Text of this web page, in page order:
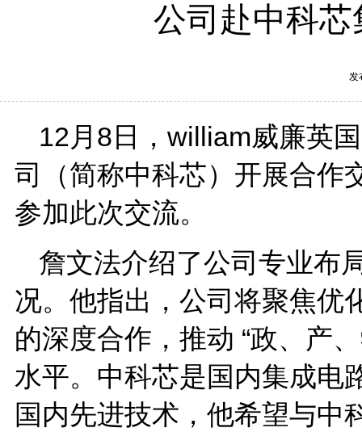
公司赴中科
发
12月8日，william威廉英
司（简称中科芯）开展合作
参加此次交流。
詹文法介绍了公司专业布
况。他指出，公司将聚焦优
的深度合作，推动 “政、产
水平。中科芯是国内集成电
国内先进技术，他希望与中